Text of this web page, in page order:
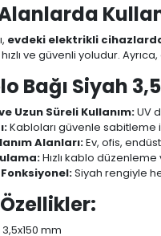
evdeki elektrikli
ve güvenli yoludur.
Bağı Siyah
Uzun Süreli Kullanım:UV
Kabloları güvenle sabitleme
Alanları:Ev, ofis,
Hızlı kablo
Siyah rengiyle
3,5x150 mm